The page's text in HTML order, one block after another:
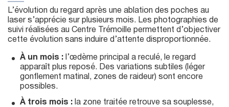
L’évolution du regard après une ablation des poches au
laser s’apprécie sur plusieurs mois. Les photographies de
suivi réalisées au Centre Trémoille permettent d’objectiver
cette évolution sans induire d’attente disproportionnée.
À un mois : l’œdème principal a reculé, le regard
apparaît plus reposé. Des variations subtiles (léger
gonflement matinal, zones de raideur) sont encore
possibles.
À trois mois : la zone traitée retrouve sa souplesse,